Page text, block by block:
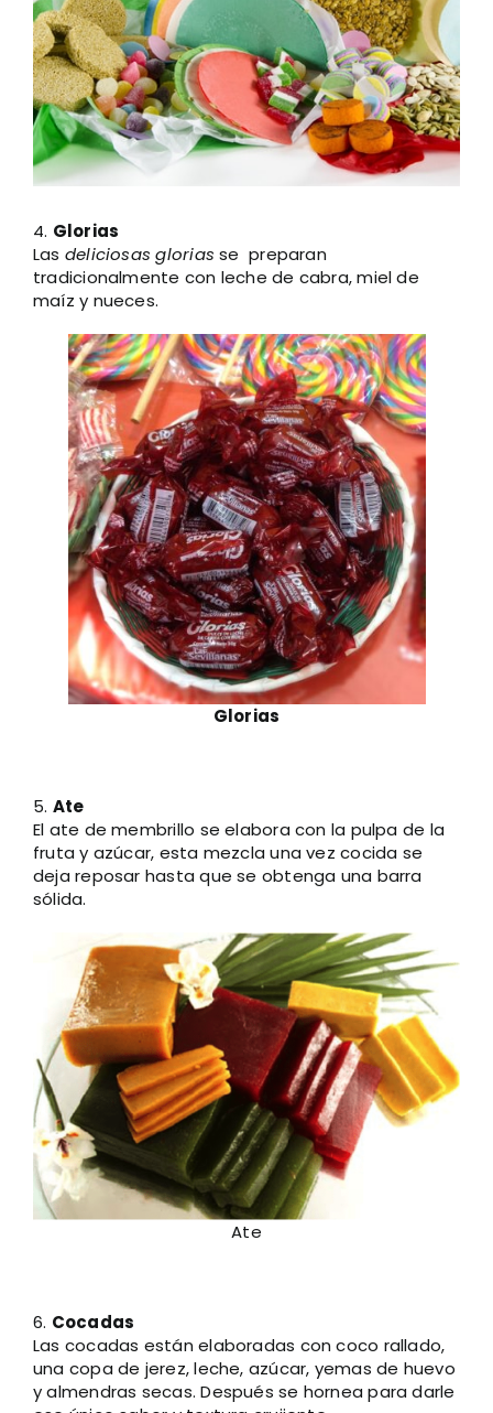
4. Glorias
Las deliciosas glorias se preparan
tradicionalmente con leche de cabra, miel de
maíz y nueces.
Glorias
5. Ate
El ate de membrillo se elabora con la pulpa de la
fruta y azúcar, esta mezcla una vez cocida se
deja reposar hasta que se obtenga una barra
sólida.
Ate
6. Cocadas
Las cocadas están elaboradas con coco rallado,
una copa de jerez, leche, azúcar, yemas de huevo
y almendras secas. Después se hornea para darle